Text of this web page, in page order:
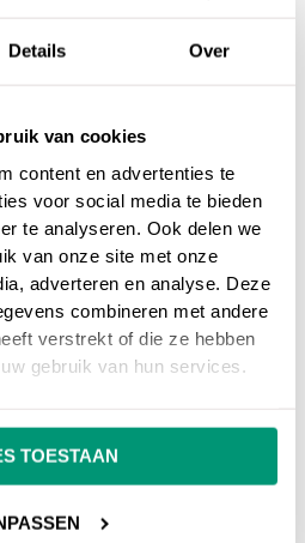
Details Over
van cookies
content en advertenties te
voor social media te bieden
te analyseren. Ook delen we
van onze site met onze
adverteren en analyse. Deze
combineren met andere
verstrekt of die ze hebben
gebruik van hun services.
TOESTAAN